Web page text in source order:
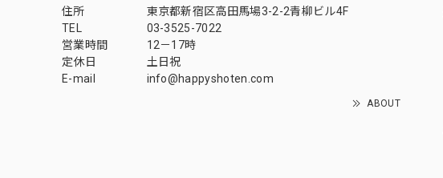
住所
東京都新宿区高田馬場3-2-2青柳ビル4F
TEL
03-3525-7022
営業時間
12－17時
定休日
土日祝
E-mail
info@happyshoten.com
ABOUT